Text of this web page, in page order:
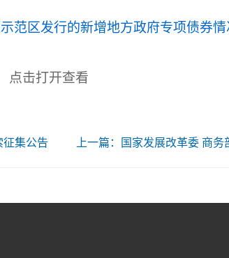
范区发行的新增地方政府专项债券情
点击打开查看
上一篇：国家发展改革委 商
征集公告